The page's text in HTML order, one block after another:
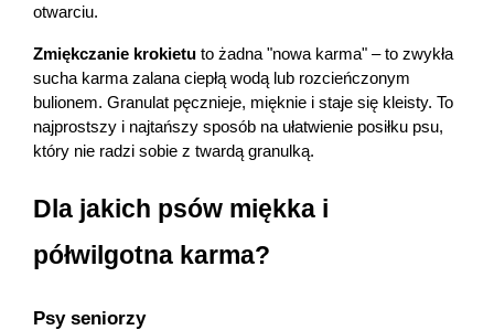
otwarciu.
Zmiękczanie krokietu to żadna "nowa karma" – to zwykła
sucha karma zalana ciepłą wodą lub rozcieńczonym
bulionem. Granulat pęcznieje, mięknie i staje się kleisty. To
najprostszy i najtańszy sposób na ułatwienie posiłku psu,
który nie radzi sobie z twardą granulką.
Dla jakich psów miękka i
półwilgotna karma?
Psy seniorzy